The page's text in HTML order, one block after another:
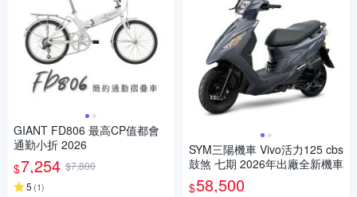
GIANT FD806 最高CP值都會
通勤小折 2026
$7,254 $7,800
5 (1)
SYM三陽機車 Vivo活力125 cbs
鼓煞 七期 2026年出廠全新機車
$58,500